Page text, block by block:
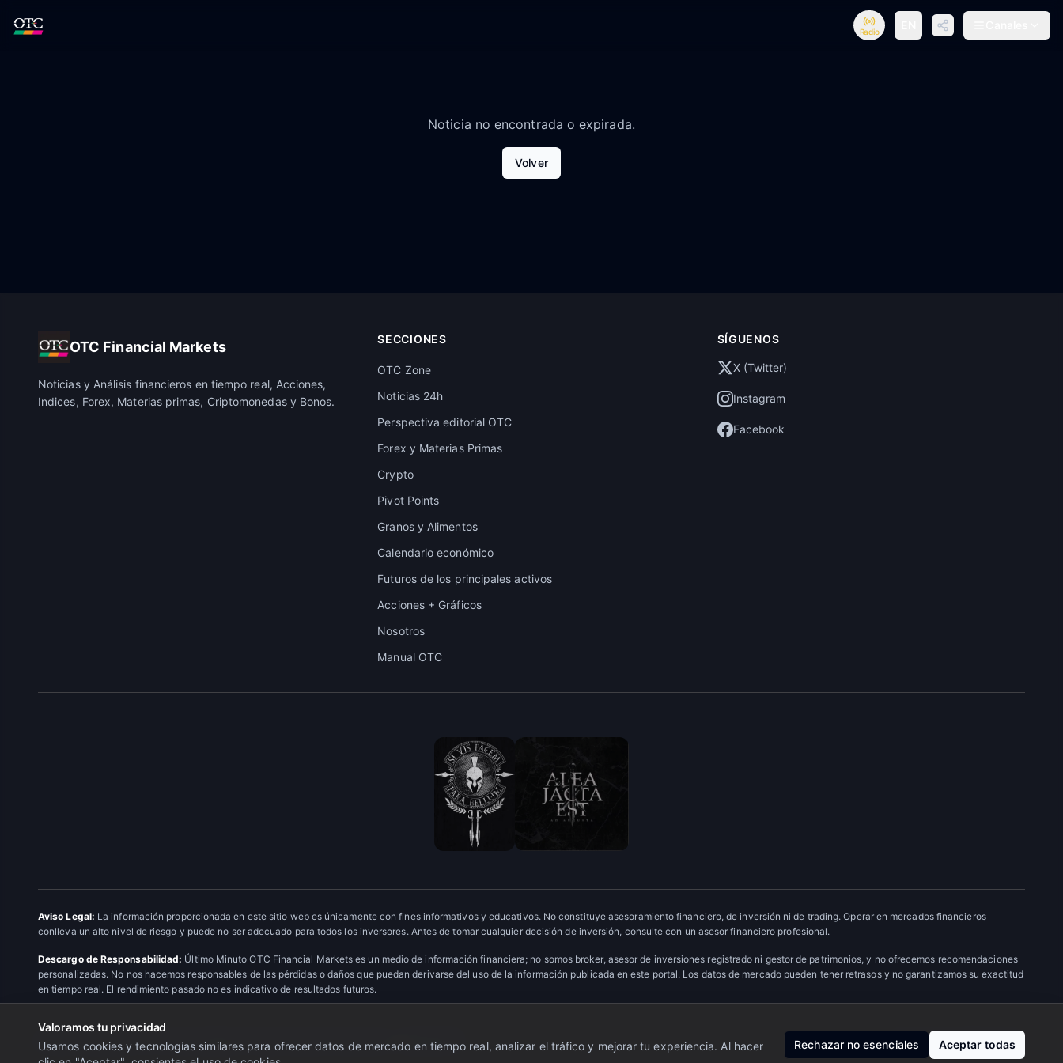
Radio
Noticia no encontrada o expirada.
Volver
OTC Financial Markets
Noticias y Análisis financieros en tiempo real, Acciones,
Indices, Forex, Materias primas, Criptomonedas y Bonos.
SECCIONES
OTC Zone
Noticias 24h
Perspectiva editorial OTC
Forex y Materias Primas
Crypto
Pivot Points
Granos y Alimentos
Calendario económico
Futuros de los principales activos
Acciones + Gráficos
Nosotros
Manual OTC
SÍGUENOS
X (Twitter)
Instagram
Facebook
Aviso Legal: La información proporcionada en este sitio web es únicamente con fines informativos y educativos. No constituye asesoramiento financiero, de inversión ni de trading. Operar en mercados financieros
conlleva un alto nivel de riesgo y puede no ser adecuado para todos los inversores. Antes de tomar cualquier decisión de inversión, consulte con un asesor financiero profesional.
Descargo de Responsabilidad: Último Minuto OTC Financial Markets es un medio de información financiera; no somos broker, asesor de inversiones registrado ni gestor de patrimonios, y no ofrecemos recomendaciones
personalizadas. No nos hacemos responsables de las pérdidas o daños que puedan derivarse del uso de la información publicada en este portal. Los datos de mercado pueden tener retrasos y no garantizamos su exactitud
en tiempo real. El rendimiento pasado no es indicativo de resultados futuros.
© 2026 Último Minuto OTC Financial Markets. Todos los derechos reservados.· Escudo OTC Nosotros Privacidad· Contacto
Valoramos tu privacidad
Usamos cookies y tecnologías similares para ofrecer datos de mercado en tiempo real, analizar el tráfico y mejorar tu experiencia. Al hacer
Rechazar no esenciales Aceptar todas